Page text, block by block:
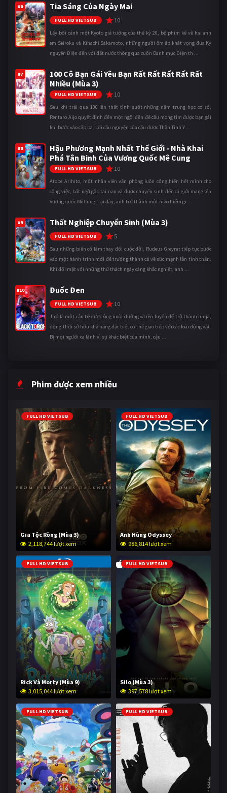
#6 Tia Sáng Của Ngày Mai
FULL HD VIETSUB 10
Lấy bối cảnh một Kyoto giả tưởng của thế kỷ 20, bộ phim kể về hai anh
em Seiroku và Kihachi Sakamoto, những người ôm ấp khát vọng đưa Kỷ
nguyên Điện đến với đất nước thông qua cuốn Danh mục Điện th ...
#7
100 Cô Bạn Gái Yêu Bạn Rất Rất Rất Rất Rất
Nhiều (Mùa 3)
FULL HD VIETSUB 10
Sau khi trải qua 100 lần thất tình suốt những năm trung học cơ sở,
Rentaro Aijo quyết định đến một ngôi đền để cầu mong tìm được bạn gái
khi bước vào cấp ba. Lời cầu nguyện của cậu được Thần Tình Y ...
#8
Hậu Phương Mạnh Nhất Thế Giới - Nhà Khai
Phá Tân Binh Của Vương Quốc Mê Cung
FULL HD VIETSUB 10
Atobe Arihito, một nhân viên văn phòng luôn cống hiến hết mình cho
công việc, bất ngờ gặp tai nạn và được chuyển sinh đến dị giới mang tên
Vương quốc Mê Cung. Tại đây, anh trở thành một mạo hiểm gi ...
#9 Thất Nghiệp Chuyển Sinh (Mùa 3)
FULL HD VIETSUB 5
Sau những biến cố làm thay đổi cuộc đời, Rudeus Greyrat tiếp tục bước
vào một hành trình mới để trưởng thành cả về sức mạnh lẫn tinh thần.
Khi đối mặt với những thử thách ngày càng khắc nghiệt, anh ...
#10 Đuốc Đen
FULL HD VIETSUB 10
Jirô là một cậu bé được ông nuôi dưỡng và rèn luyện để trở thành ninja,
đồng thời sở hữu khả năng đặc biệt có thể giao tiếp với các loài động vật.
Bị mọi người xa lánh vì sự khác biệt của mình, cậu ...
Phim được xem nhiều
FULL HD VIETSUB
Gia Tộc Rồng (Mùa 3)
2,118,744 lượt xem
FULL HD VIETSUB
Anh Hùng Odyssey
986,814 lượt xem
FULL HD VIETSUB
Rick Và Morty (Mùa 9)
3,015,044 lượt xem
FULL HD VIETSUB
Silo (Mùa 3)
397,578 lượt xem
FULL HD VIETSUB FULL HD VIETSUB